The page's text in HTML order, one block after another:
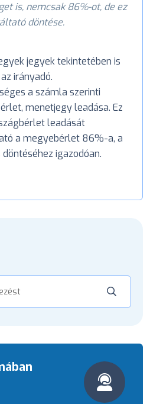
is, nemcsak 86%-ot, de ez
döntése.
jegyek tekintetében is
irányadó.
a számla szerinti
menetjegy leadása. Ez
leadását
a megyebérlet 86%-a, a
igazodóan.